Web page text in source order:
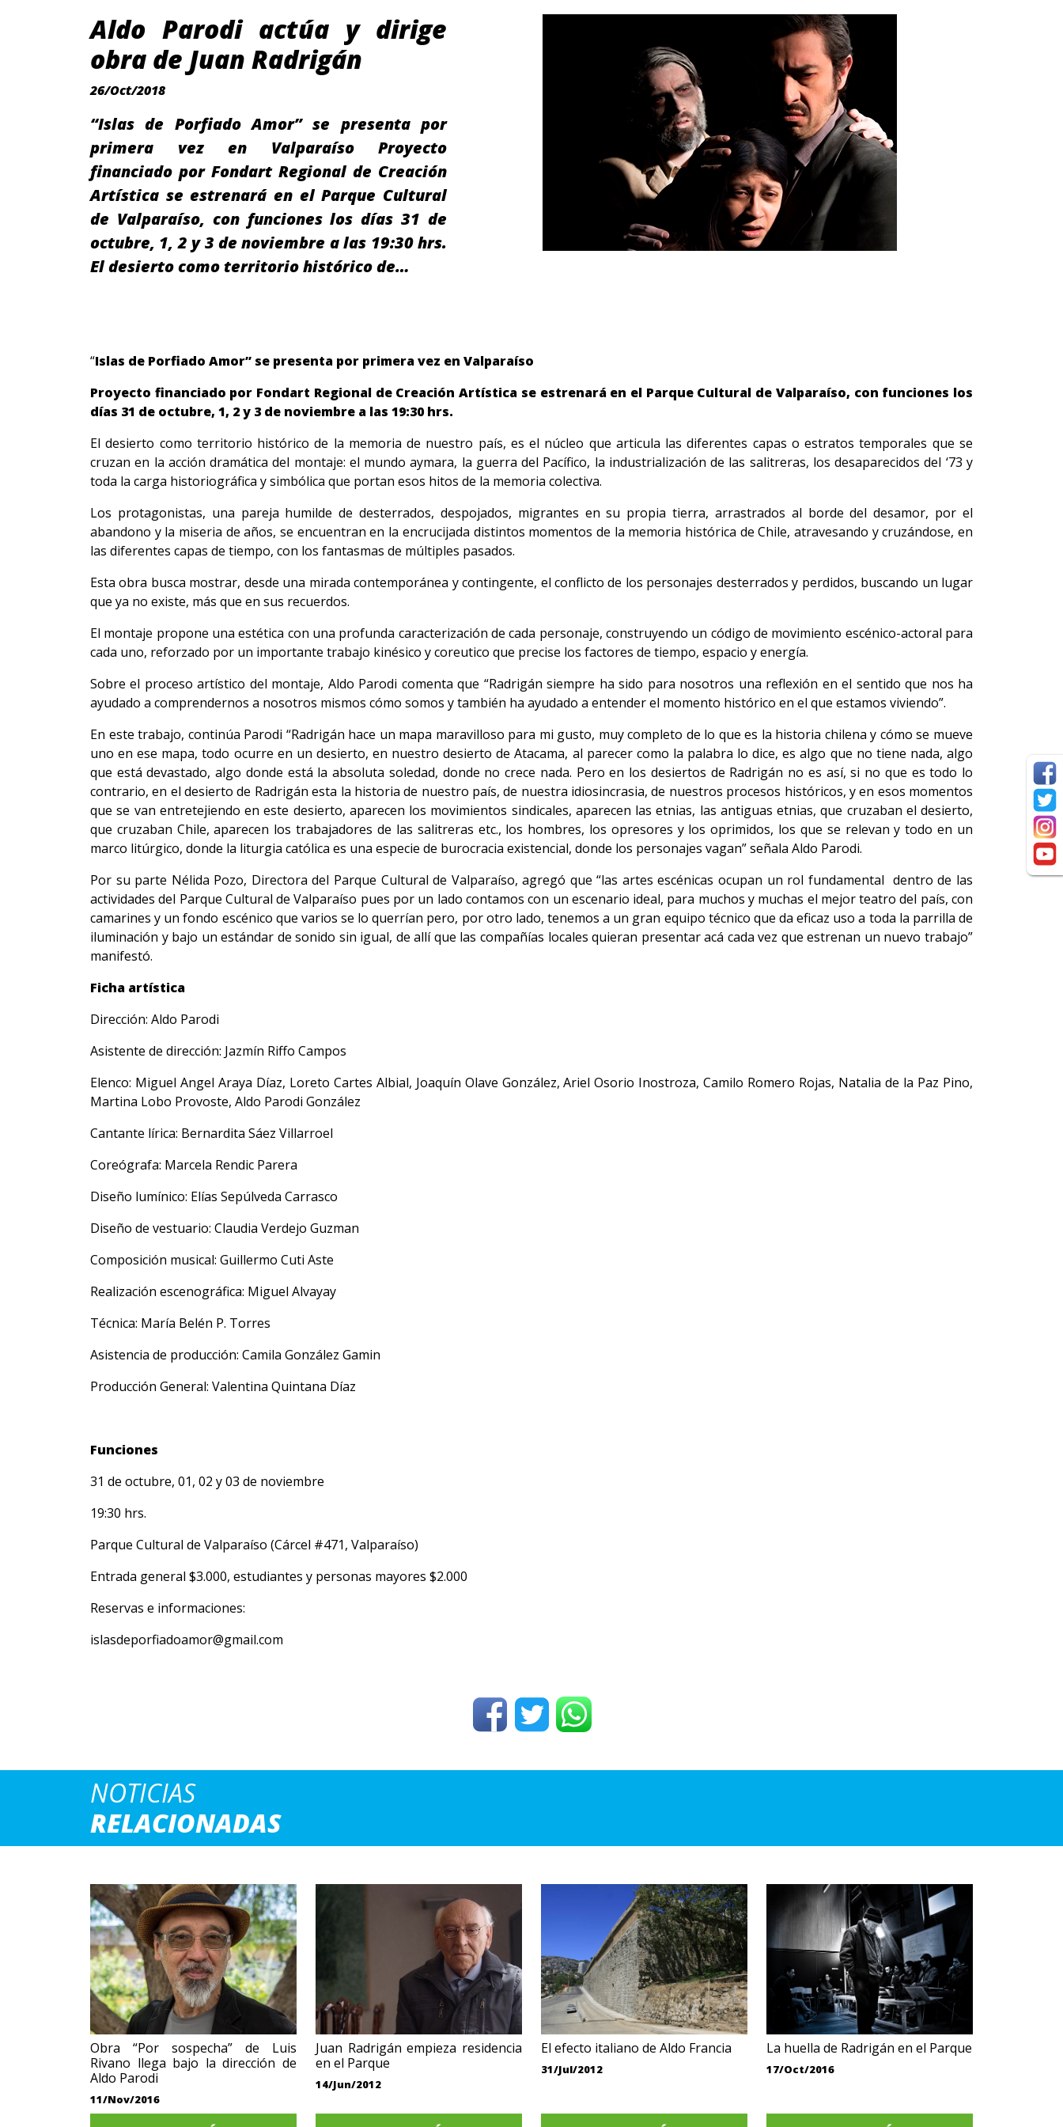
Aldo Parodi actúa y dirige
obra de Juan Radrigán
26/Oct/2018
“Islas de Porfiado Amor” se presenta por
primera vez en Valparaíso Proyecto
financiado por Fondart Regional de Creación
Artística se estrenará en el Parque Cultural
de Valparaíso, con funciones los días 31 de
octubre, 1, 2 y 3 de noviembre a las 19:30 hrs.
El desierto como territorio histórico de…
“Islas de Porfiado Amor” se presenta por primera vez en Valparaíso
Proyecto financiado por Fondart Regional de Creación Artística se estrenará en el Parque Cultural de Valparaíso, con funciones los
días 31 de octubre, 1, 2 y 3 de noviembre a las 19:30 hrs.
El desierto como territorio histórico de la memoria de nuestro país, es el núcleo que articula las diferentes capas o estratos temporales que se
cruzan en la acción dramática del montaje: el mundo aymara, la guerra del Pacífico, la industrialización de las salitreras, los desaparecidos del ‘73 y
toda la carga historiográfica y simbólica que portan esos hitos de la memoria colectiva.
Los protagonistas, una pareja humilde de desterrados, despojados, migrantes en su propia tierra, arrastrados al borde del desamor, por el
abandono y la miseria de años, se encuentran en la encrucijada distintos momentos de la memoria histórica de Chile, atravesando y cruzándose, en
las diferentes capas de tiempo, con los fantasmas de múltiples pasados.
Esta obra busca mostrar, desde una mirada contemporánea y contingente, el conflicto de los personajes desterrados y perdidos, buscando un lugar
que ya no existe, más que en sus recuerdos.
El montaje propone una estética con una profunda caracterización de cada personaje, construyendo un código de movimiento escénico-actoral para
cada uno, reforzado por un importante trabajo kinésico y coreutico que precise los factores de tiempo, espacio y energía.
Sobre el proceso artístico del montaje, Aldo Parodi comenta que “Radrigán siempre ha sido para nosotros una reflexión en el sentido que nos ha
ayudado a comprendernos a nosotros mismos cómo somos y también ha ayudado a entender el momento histórico en el que estamos viviendo”.
En este trabajo, continúa Parodi “Radrigán hace un mapa maravilloso para mi gusto, muy completo de lo que es la historia chilena y cómo se mueve
uno en ese mapa, todo ocurre en un desierto, en nuestro desierto de Atacama, al parecer como la palabra lo dice, es algo que no tiene nada, algo
que está devastado, algo donde está la absoluta soledad, donde no crece nada. Pero en los desiertos de Radrigán no es así, si no que es todo lo
contrario, en el desierto de Radrigán esta la historia de nuestro país, de nuestra idiosincrasia, de nuestros procesos históricos, y en esos momentos
que se van entretejiendo en este desierto, aparecen los movimientos sindicales, aparecen las etnias, las antiguas etnias, que cruzaban el desierto,
que cruzaban Chile, aparecen los trabajadores de las salitreras etc., los hombres, los opresores y los oprimidos, los que se relevan y todo en un
marco litúrgico, donde la liturgia católica es una especie de burocracia existencial, donde los personajes vagan” señala Aldo Parodi.
Por su parte Nélida Pozo, Directora del Parque Cultural de Valparaíso, agregó que “las artes escénicas ocupan un rol fundamental dentro de las
actividades del Parque Cultural de Valparaíso pues por un lado contamos con un escenario ideal, para muchos y muchas el mejor teatro del país, con
camarines y un fondo escénico que varios se lo querrían pero, por otro lado, tenemos a un gran equipo técnico que da eficaz uso a toda la parrilla de
iluminación y bajo un estándar de sonido sin igual, de allí que las compañías locales quieran presentar acá cada vez que estrenan un nuevo trabajo”
manifestó.
Ficha artística
Dirección: Aldo Parodi
Asistente de dirección: Jazmín Riffo Campos
Elenco: Miguel Angel Araya Díaz, Loreto Cartes Albial, Joaquín Olave González, Ariel Osorio Inostroza, Camilo Romero Rojas, Natalia de la Paz Pino,
Martina Lobo Provoste, Aldo Parodi González
Cantante lírica: Bernardita Sáez Villarroel
Coreógrafa: Marcela Rendic Parera
Diseño lumínico: Elías Sepúlveda Carrasco
Diseño de vestuario: Claudia Verdejo Guzman
Composición musical: Guillermo Cuti Aste
Realización escenográfica: Miguel Alvayay
Técnica: María Belén P. Torres
Asistencia de producción: Camila González Gamin
Producción General: Valentina Quintana Díaz
Funciones
31 de octubre, 01, 02 y 03 de noviembre
19:30 hrs.
Parque Cultural de Valparaíso (Cárcel #471, Valparaíso)
Entrada general $3.000, estudiantes y personas mayores $2.000
Reservas e informaciones:
islasdeporfiadoamor@gmail.com
NOTICIAS
RELACIONADAS
Obra “Por sospecha” de Luis
Rivano llega bajo la dirección de
Aldo Parodi
11/Nov/2016
Juan Radrigán empieza residencia
en el Parque
14/Jun/2012
El efecto italiano de Aldo Francia
31/Jul/2012
La huella de Radrigán en el Parque
17/Oct/2016